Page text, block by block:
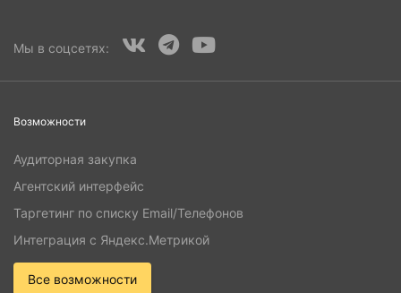
Мы в соцсетях:
Возможности
Аудиторная закупка
Агентский интерфейс
Таргетинг по списку Email/Телефонов
Интеграция с Яндекс.Метрикой
Все возможности